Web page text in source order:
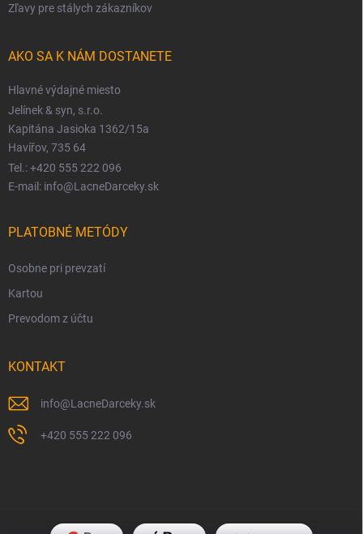
Zľavy pre stálych zákazníkov
AKO SA K NÁM DOSTANETE
Hlavné výdajné miesto
Jelínek & syn, s.r.o.
Kapitána Jasioka 1362/15a
Havířov, 735 64
Tel.: +420 555 222 096
E-mail: info@LacneDarceky.sk
PLATOBNÉ METÓDY
Osobne pri prevzatí
Kartou
Prevodom z účtu
KONTAKT
info@LacneDarceky.sk
+420 555 222 096